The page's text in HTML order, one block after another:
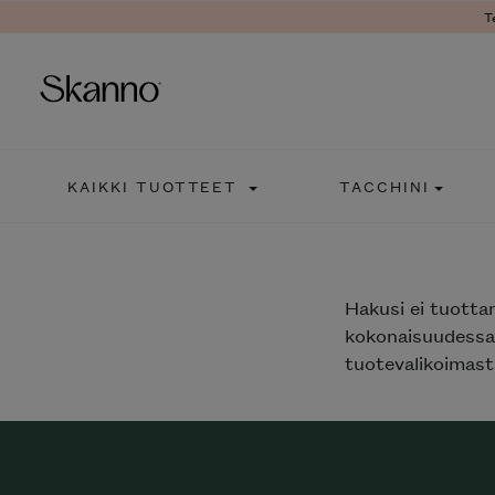
KAIKKI TUOTTEET TACCHINI
Hakusi ei